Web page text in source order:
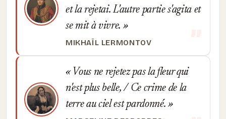
et la rejetai. L'autre partie s'agita et
se mit à vivre.
MIKHAÏL LERMONTOV
Vous ne rejetez pas la fleur qui
n'est plus belle, / Ce crime de la
terre au ciel est pardonné.